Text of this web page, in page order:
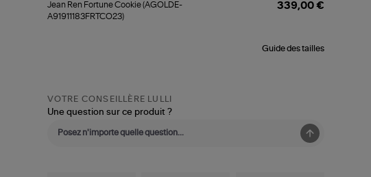
Ren
Fortune
Jean Ren Fortune Cookie (AGOLDE-
A91911183FRTCO23)
339,00 €
Guide des tailles
VOTRE CONSEILLÈRE LULLI
Une question sur ce produit ?